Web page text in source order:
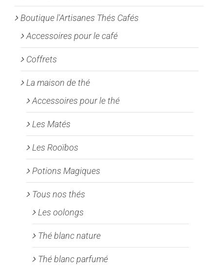
Boutique l'Artisanes Thés Cafés
Accessoires pour le café
Coffrets
La maison de thé
Accessoires pour le thé
Les Matés
Les Rooïbos
Potions Magiques
Tous nos thés
Les oolongs
Thé blanc nature
Thé blanc parfumé